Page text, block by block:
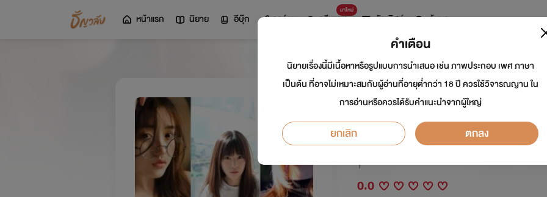
หน้าแรก นิยาย อีบุ๊ก การ์ตูน
มาใหม่
ดรีมแชท ธัญลิสต์ ค้นหา
You Are My Type I
ในลิ้นชัก [ YURI ]
นักเขียน:เมถุนตองยู
Y
0.0
คำเตือน
นิยายเรื่องนี้มีเนื้อหาหรือรูปแบบการนำเสนอ เช่น ภาพประกอบ เพศ ภาษา
เป็นต้น ที่อาจไม่เหมาะสมกับผู้อ่านที่อายุต่ำกว่า 18 ปี ควรใช้วิจารณญาน ใน
การอ่านหรือควรได้รับคำแนะนำจากผู้ใหญ่
ยกเลิก ตกลง